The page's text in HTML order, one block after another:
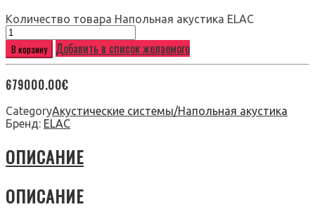
Количество товара Напольная акустика ELAC
В корзину Добавить в список желаемого
679000.00€
CategoryАкустические системы/Напольная акустика
Бренд: ELAC
ОПИСАНИЕ
ОПИСАНИЕ